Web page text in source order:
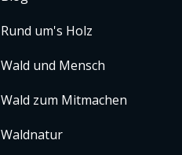
Rund um's Holz
Wald und Mensch
Wald zum Mitmachen
Waldnatur